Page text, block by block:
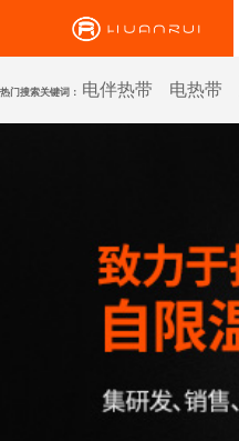
热门搜索关键词： 电伴热带 电热带